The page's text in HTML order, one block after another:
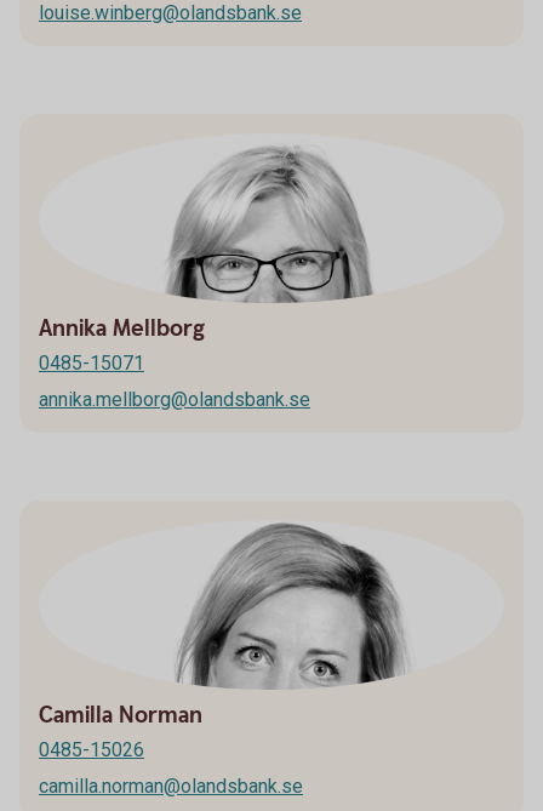
louise.winberg@olandsbank.se
Annika Mellborg
0485-15071
annika.mellborg@olandsbank.se
Camilla Norman
0485-15026
camilla.norman@olandsbank.se